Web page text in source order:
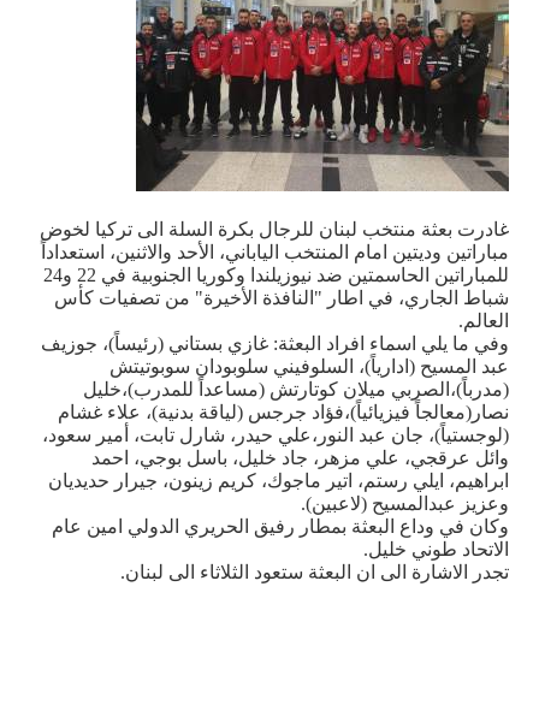
غادرت بعثة منتخب لبنان للرجال بكرة السلة الى تركيا لخوض
مباراتين وديتين امام المنتخب الياباني، الأحد والاثنين، استعداداً
للمباراتين الحاسمتين ضد نيوزيلندا وكوريا الجنوبية في 22 و24
شباط الجاري، في اطار "النافذة الأخيرة" من تصفيات كأس
العالم.
وفي ما يلي اسماء افراد البعثة: غازي بستاني (رئيساً)، جوزيف
عبد المسيح (ادارياً)، السلوفيني سلوبودان سوبوتيتش
(مدرباً)،الصربي ميلان كوتارتش (مساعداً للمدرب)،خليل
نصار(معالجاً فيزيائياً)،فؤاد جرجس (لياقة بدنية)، علاء غشام
(لوجستياً)، جان عبد النور،علي حيدر، شارل تابت، أمير سعود،
وائل عرقجي، علي مزهر، جاد خليل، باسل بوجي، احمد
ابراهيم، ايلي رستم، اتير ماجوك، كريم زينون، جيرار حديديان
وعزيز عبدالمسيح (لاعبين).
وكان في وداع البعثة بمطار رفيق الحريري الدولي امين عام
الاتحاد طوني خليل.
تجدر الاشارة الى ان البعثة ستعود الثلاثاء الى لبنان.